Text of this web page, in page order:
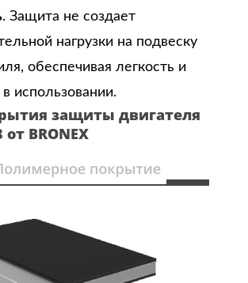
. Защита не создает
нагрузки на подвеску
обеспечивая легкость и
использовании.
защиты двигателя
от BRONEX